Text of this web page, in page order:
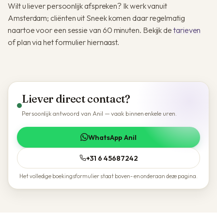
Wilt u liever persoonlijk afspreken? Ik werk vanuit
Amsterdam; cliënten uit Sneek komen daar regelmatig
naartoe voor een sessie van 60 minuten. Bekijk detarieven
of plan via het formulier hiernaast.
Liever direct contact?
Persoonlijk antwoord van Anil — vaak binnen enkele uren.
WhatsApp Anil
+31 6 45687242
Het volledige boekingsformulier staat boven- en onderaan deze pagina.